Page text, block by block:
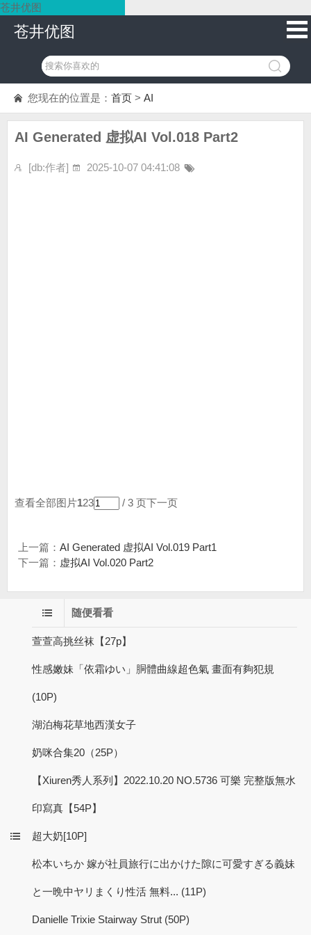
苍井优图
苍井优图
您现在的位置是： 首页 > AI
AI Generated 虚拟AI Vol.018 Part2
[db:作者] 2025-10-07 04:41:08
查看全部图片123 / 3 页下一页
上一篇： AI Generated 虚拟AI Vol.019 Part1
下一篇： 虚拟AI Vol.020 Part2
随便看看
萱萱高挑丝袜【27p】
性感嫩妹「依霜ゆい」胴體曲線超色氣 畫面有夠犯規
(10P)
湖泊梅花草地西漢女子
奶咪合集20（25P）
【Xiuren秀人系列】2022.10.20 NO.5736 可樂 完整版無水
印寫真【54P】
超大奶[10P]
松本いちか 嫁が社員旅行に出かけた隙に可愛すぎる義妹
と一晩中ヤリまくり性活 無料... (11P)
Danielle Trixie Stairway Strut (50P)